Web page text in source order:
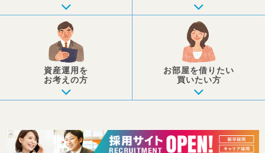
資産運用を
お考えの方
お部屋を借りたい
買いたい方